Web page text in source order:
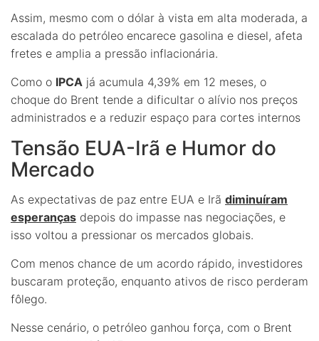
Assim, mesmo com o dólar à vista em alta moderada, a
escalada do petróleo encarece gasolina e diesel, afeta
fretes e amplia a pressão inflacionária.
Como o IPCA já acumula 4,39% em 12 meses, o
choque do Brent tende a dificultar o alívio nos preços
administrados e a reduzir espaço para cortes internos
Tensão EUA-Irã e Humor do
Mercado
As expectativas de paz entre EUA e Irã diminuíram
esperanças depois do impasse nas negociações, e
isso voltou a pressionar os mercados globais.
Com menos chance de um acordo rápido, investidores
buscaram proteção, enquanto ativos de risco perderam
fôlego.
Nesse cenário, o petróleo ganhou força, com o Brent